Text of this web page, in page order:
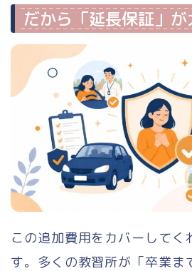
だから「延長保証」が
この追加費用をカバーしてく
す。多くの教習所が「卒業ま